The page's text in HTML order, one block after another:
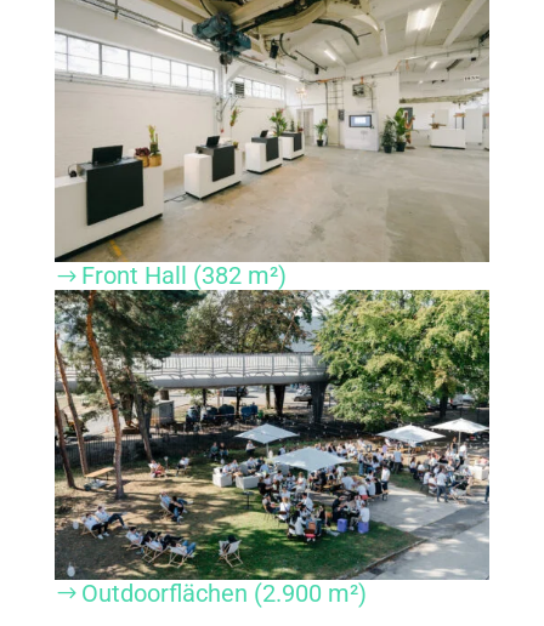
$ Front Hall (382 m²)
$ Outdoorflächen (2.900 m²)